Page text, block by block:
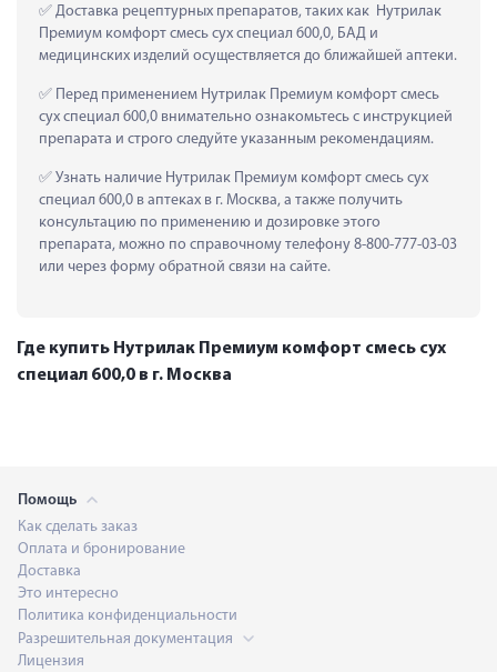
Доставка рецептурных препаратов, таких как  Нутрилак
Премиум комфорт смесь сух специал 600,0, БАД и
медицинских изделий осуществляется до ближайшей аптеки.
Перед применением Нутрилак Премиум комфорт смесь
сух специал 600,0 внимательно ознакомьтесь с инструкцией
препарата и строго следуйте указанным рекомендациям.
Узнать наличие Нутрилак Премиум комфорт смесь сух
специал 600,0 в аптеках в г. Москва, а также получить
консультацию по применению и дозировке этого
препарата, можно по справочному телефону 8-800-777-03-03
или через форму обратной связи на сайте.
Где купить Нутрилак Премиум комфорт смесь сух
специал 600,0 в г. Москва
Помощь
Как сделать заказ
Оплата и бронирование
Доставка
Это интересно
Политика конфиденциальности
Разрешительная документация
Лицензия